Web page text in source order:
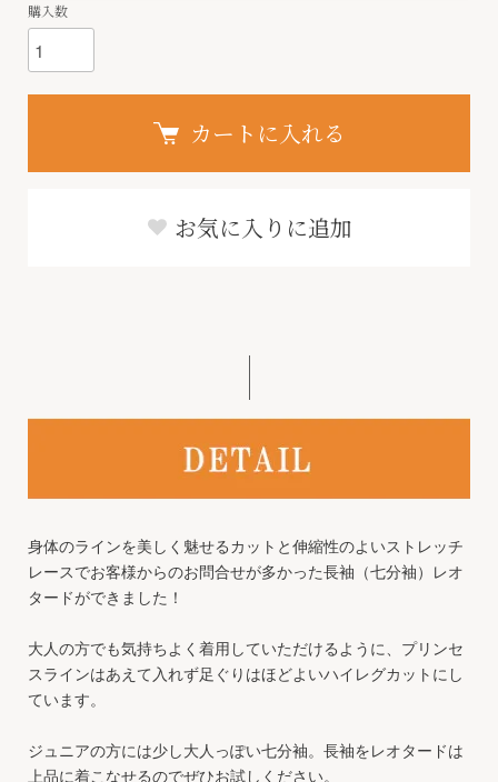
購入数
カートに入れる
お気に入りに追加
身体のラインを美しく魅せるカットと伸縮性のよいストレッチ
レースでお客様からのお問合せが多かった長袖（七分袖）レオ
タードができました！
大人の方でも気持ちよく着用していただけるように、プリンセ
スラインはあえて入れず足ぐりはほどよいハイレグカットにし
ています。
ジュニアの方には少し大人っぽい七分袖。長袖をレオタードは
上品に着こなせるのでぜひお試しください。